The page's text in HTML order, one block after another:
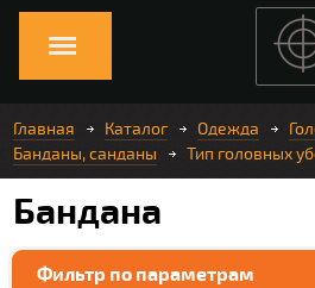
Главная Каталог Одежда
Банданы, санданы
Тип головных
Бандана
Фильтр по параметрам